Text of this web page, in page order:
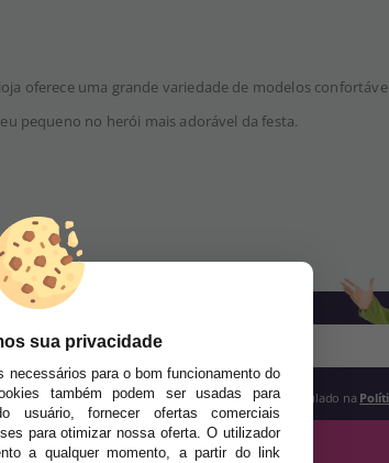
oferece uma grande variedade de modelos
pequeno no herói mais adorável da festa.
Bebés.
a inscrição a qualquer momento, conforme estipulado na
sua privacidade
necessários para o bom funcionamento do
também podem ser usadas para
usuário, fornecer ofertas comerciais
para otimizar nossa oferta. O utilizador
a qualquer momento, a partir do link